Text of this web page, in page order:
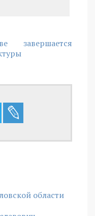
завершается
области